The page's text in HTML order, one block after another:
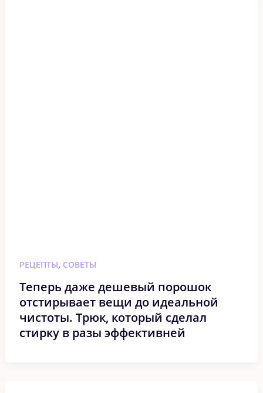
РЕЦЕПТЫ, СОВЕТЫ
Теперь даже дешевый порошок
отстирывает вещи до идеальной
чистоты. Трюк, который сделал
стирку в разы эффективней